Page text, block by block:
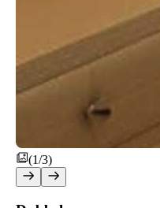
(1/3)